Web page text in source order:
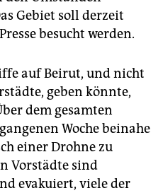
Gebiet soll derzeit
besucht werden.
auf Beirut, und nicht
geben könnte,
dem gesamten
Woche beinahe
einer Drohne zu
Vorstädte sind
evakuiert, viele der